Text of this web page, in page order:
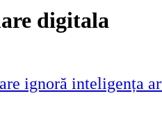
digitala
ignoră inteligența